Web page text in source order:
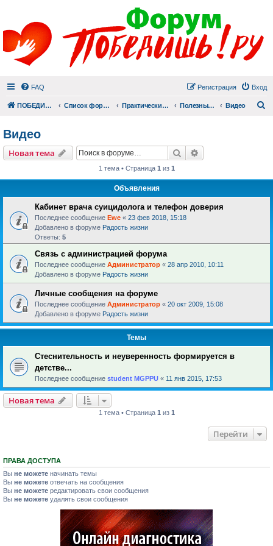
FAQ Вход
Регистрация
ПОБЕДИШЬ.РУ Список форумов Практический раздел Полезные материалы Видео
Видео
Новая тема Поиск
1 тема • Страница 1 из 1
Объявления
Кабинет врача суицидолога и телефон доверия
Последнее сообщение Ewe « 23 фев 2018, 15:18
Добавлено в форуме Радость жизни
Ответы: 5
Связь с администрацией форума
Последнее сообщение Администратор « 28 апр 2010, 10:11
Добавлено в форуме Радость жизни
Личные сообщения на форуме
Последнее сообщение Администратор « 20 окт 2009, 15:08
Добавлено в форуме Радость жизни
Темы
Стеснительность и неуверенность формируется в
детстве...
Последнее сообщение student MGPPU « 11 янв 2015, 17:53
Новая тема
1 тема • Страница 1 из 1
Перейти
ПРАВА ДОСТУПА
Вы не можете начинать темы
Вы не можете отвечать на сообщения
Вы не можете редактировать свои сообщения
Вы не можете удалять свои сообщения